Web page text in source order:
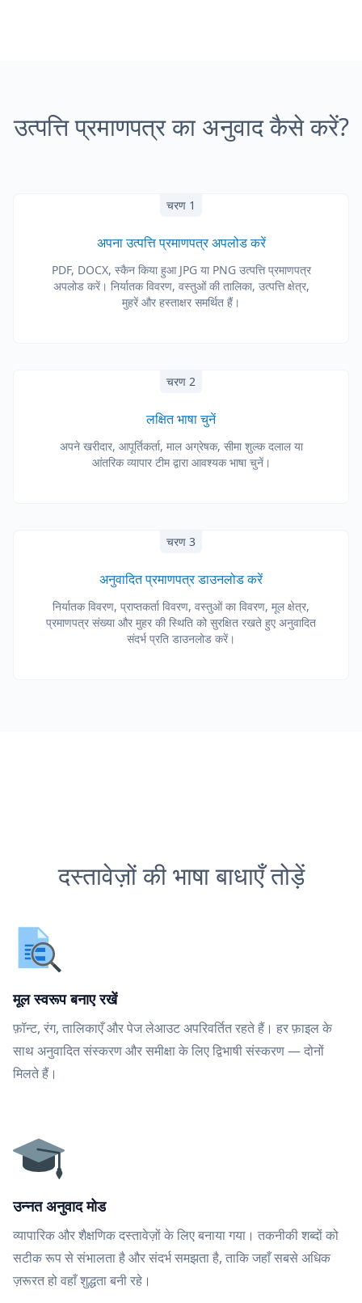
उत्पत्ति प्रमाणपत्र का अनुवाद कैसे करें?
चरण 1
अपना उत्पत्ति प्रमाणपत्र अपलोड करें
PDF, DOCX, स्कैन किया हुआ JPG या PNG उत्पत्ति प्रमाणपत्र
अपलोड करें। निर्यातक विवरण, वस्तुओं की तालिका, उत्पत्ति क्षेत्र,
मुहरें और हस्ताक्षर समर्थित हैं।
चरण 2
लक्षित भाषा चुनें
अपने खरीदार, आपूर्तिकर्ता, माल अग्रेषक, सीमा शुल्क दलाल या
आंतरिक व्यापार टीम द्वारा आवश्यक भाषा चुनें।
चरण 3
अनुवादित प्रमाणपत्र डाउनलोड करें
निर्यातक विवरण, प्राप्तकर्ता विवरण, वस्तुओं का विवरण, मूल क्षेत्र,
प्रमाणपत्र संख्या और मुहर की स्थिति को सुरक्षित रखते हुए अनुवादित
संदर्भ प्रति डाउनलोड करें।
दस्तावेज़ों की भाषा बाधाएँ तोड़ें
मूल स्वरूप बनाए रखें
फ़ॉन्ट, रंग, तालिकाएँ और पेज लेआउट अपरिवर्तित रहते हैं। हर फ़ाइल के
साथ अनुवादित संस्करण और समीक्षा के लिए द्विभाषी संस्करण — दोनों
मिलते हैं।
उन्नत अनुवाद मोड
व्यापारिक और शैक्षणिक दस्तावेज़ों के लिए बनाया गया। तकनीकी शब्दों को
सटीक रूप से संभालता है और संदर्भ समझता है, ताकि जहाँ सबसे अधिक
ज़रूरत हो वहाँ शुद्धता बनी रहे।